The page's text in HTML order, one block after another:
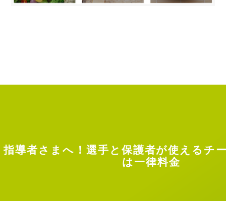
指導者さまへ！選手と保護者が使える チ
は一律料金